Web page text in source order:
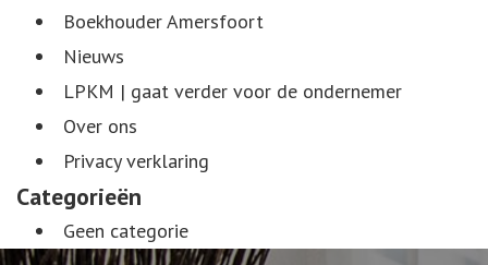
Boekhouder Amersfoort
Nieuws
LPKM | gaat verder voor de ondernemer
Over ons
Privacy verklaring
Categorieën
Geen categorie